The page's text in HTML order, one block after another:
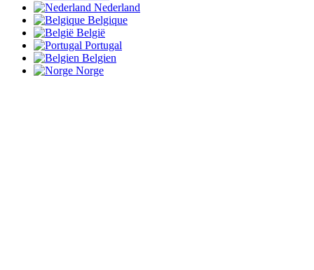
Nederland
Belgique
België
Portugal
Belgien
Norge